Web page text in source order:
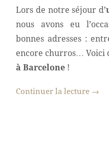
Lors de notre séjour d’
nous avons eu
bonnes adresses :
encore churros… Voici
à Barcelone !
Continuer la lecture →